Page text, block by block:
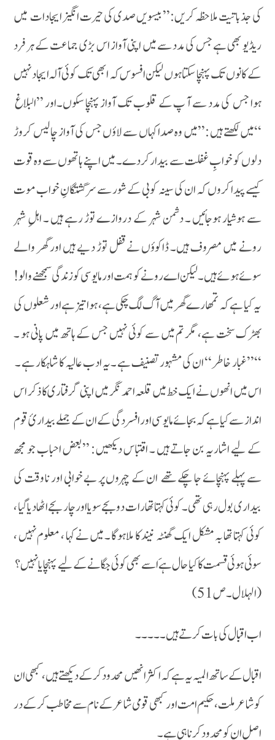
کی جذباتیت ملاحظہ کریں:’’بیسویں صدی کی حیرت انگیز ایجادات میں
ریڈیو بھی ہے جس کی مدد سے میں اپنی آواز اس بڑی جماعت کے ہر فرد
کے کانوں تک پہنچا سکتا ہوں لیکن افسوس کہ ابھی تک کوئی آلہ ایجاد نہیں
ہوا جس کی مدد سے آ پ کے قلوب تک آواز پہنچا سکوں۔اور ’’البلاغ
‘‘میں لکھتے ہیں :’’میں وہ صدا کہاں سے لاؤں جس کی آواز چالیس کروڑ
دلوں کو خوابِ غفلت سے بیدار کردے۔ میں اپنے ہاتھوں سے وہ قوت
کیسے پیدا کروں کہ ان کی سینہ کوبی کے شور سے سرگشتگانِ خواب موت
سے ہوشیار ہوجائیں ۔ دشمن شہر کے دروازے توڑ رہے ہیں ۔ اہلِ شہر
رونے میں مصروف ہیں۔ ڈاکوؤں نے قفل توڑ دیے ہیں اور گھر والے
سوئے ہوئے ہیں۔ لیکن اے رونے کو ہمت اور مایوسی کو زندگی سمجھنے والو!
یہ کیا ہے کہ تمھارے گھر میں آگ لگ چکی ہے، ہوا تیز ہے اور شعلوں کی
بھڑک سخت ہے، مگر تم میں سے کوئی نہیں جس کے ہاتھ میں پانی ہو ۔
‘‘’’غبار خاطر‘‘ ان کی مشہور تصنیف ہے ۔یہ ادب عالیہ کا شاہکار ہے ۔
اس میں انھوں نے ایک خط میں قلعہ احمد نگر میں اپنی گرفتاری کا ذکر اس
انداز سے کیا ہے کہ بجائے مایوسی اور افسردگی کے ان کے جملے بیداریٴ قوم
کے لیے اشاریہ بن جاتے ہیں ۔ اقتباس دیکھیں : ’’بعض احباب جو مجھ
سے پہلے پہنچائے جا چکے تھے ان کے چہروں پر بے خوابی اور نا وقت کی
بیداری بول رہی تھی ۔ کوئی کہتا تھا رات دو بجے سویا اور چار بجے اٹھا دیا گیا ،
کوئی کہتا تھا بہ مشکل ایک گھنٹہ نیند کا ملاہوگا ۔ میں نے کہا ، معلوم نہیں ،
سوئی ہوئی قسمت کا کیا حال ہے َ اسے بھی کوئی جگانے کے لیے پہنچا یا نہیں ؟
( الہلال۔ص51)
اب اقبال کی بات کرتے ہیں۔۔۔۔۔
اقبال کے ساتھ المیہ یہ ہے کہ اکثر انھیں محدود کر کے دیکھتے ہیں ، کبھی ان
کو شاعر ملت ، حکیم امت اور کبھی قومی شاعر کے نام سے مخاطب کر کے در
اصل ان کو محدود کرنا ہی ہے۔